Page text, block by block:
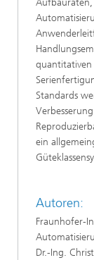
Standards
ein
Autoren:
Fraunhofer-
Dr.-Ing.